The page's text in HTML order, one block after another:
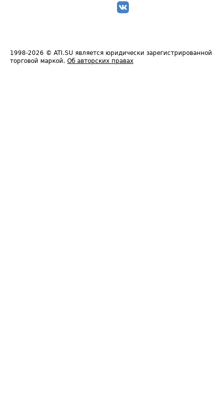
1998-2026 © ATI.SU является юридически зарегистрированной
торговой маркой. Об авторских правах